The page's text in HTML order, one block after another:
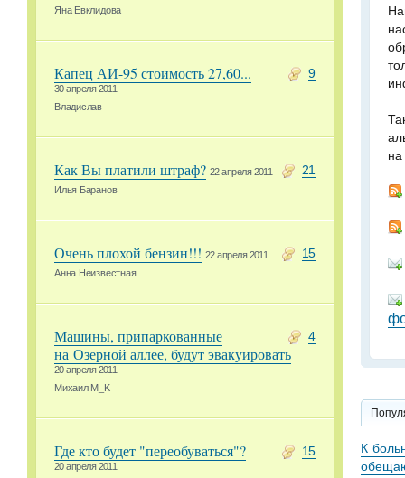
Яна Евклидова
9
Капец АИ-95 стоимость 27,60...
30 апреля 2011
Владислав
21
Как Вы платили штраф? 22 апреля 2011
Илья Баранов
15
Очень плохой бензин!!! 22 апреля 2011
Анна Неизвестная
4
Машины, припаркованные
на Озерной аллее, будут эвакуировать
20 апреля 2011
Михаил M_K
15
Где кто будет "переобуваться"?
20 апреля 2011
К